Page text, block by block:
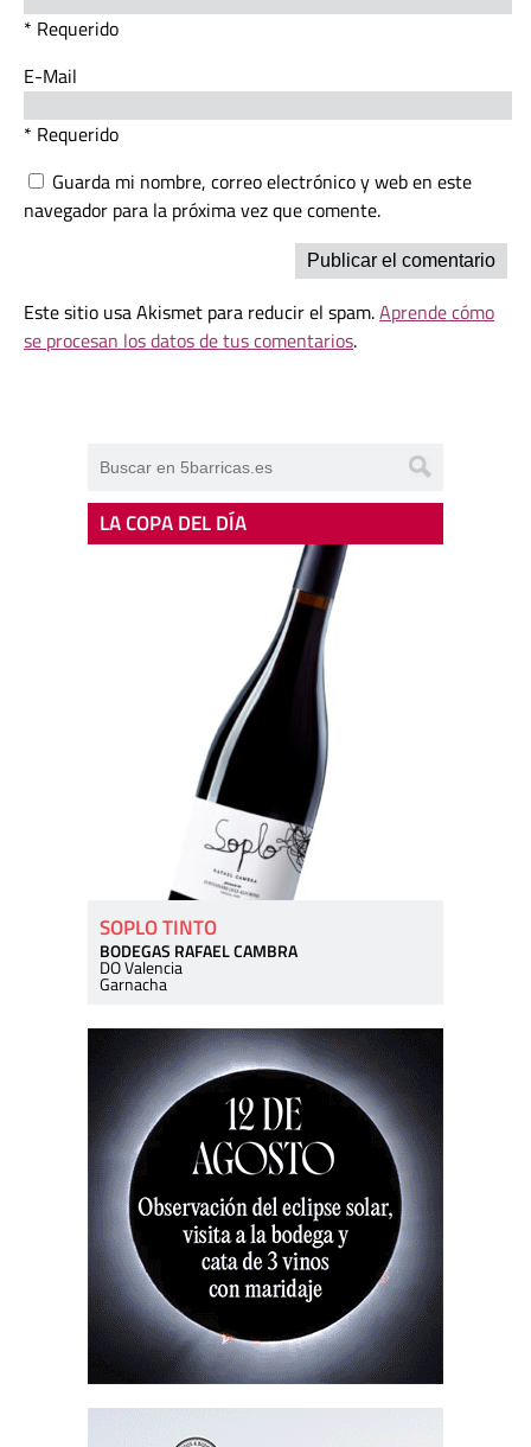
* Requerido
E-Mail
* Requerido
Guarda mi nombre, correo electrónico y web en este
navegador para la próxima vez que comente.
Este sitio usa Akismet para reducir el spam.Aprende cómo
se procesan los datos de tus comentarios.
LA COPA DEL DÍA
SOPLO TINTO
BODEGAS RAFAEL CAMBRA
DO Valencia
Garnacha